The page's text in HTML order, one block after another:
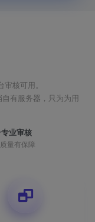
核可用。
有服务器，只为为用
业审核
量有保障